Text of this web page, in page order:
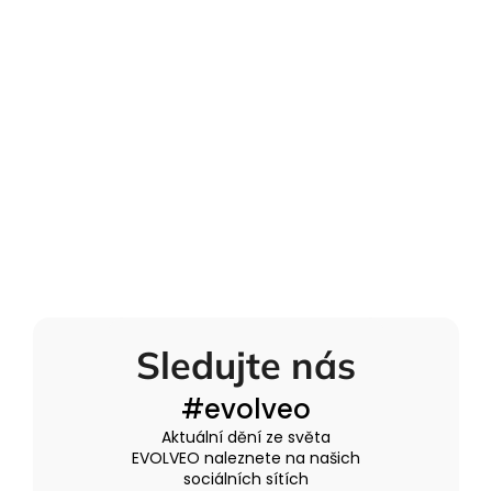
Sledujte nás
#evolveo
Aktuální dění ze světa
EVOLVEO naleznete na našich
sociálních sítích